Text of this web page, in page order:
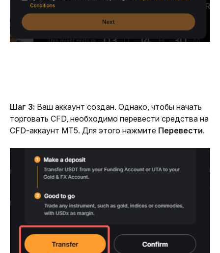
Шаг 3: Ваш аккаунт создан. Однако, чтобы начать
торговать CFD, необходимо перевести средства на
CFD-аккаунт MT5. Для этого нажмите Перевести.